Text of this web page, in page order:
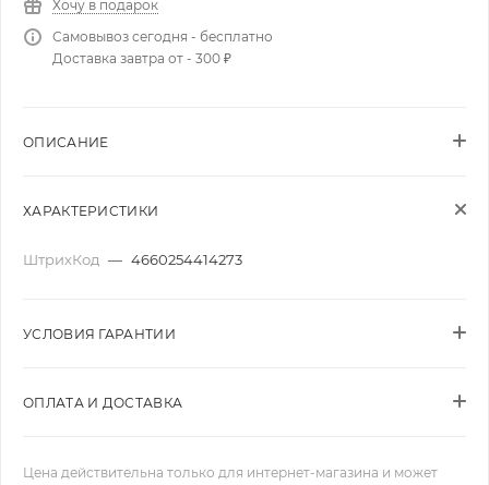
Хочу в подарок
Самовывоз сегодня - бесплатно
Доставка завтра от - 300 ₽
ОПИСАНИЕ
ХАРАКТЕРИСТИКИ
ШтрихКод — 4660254414273
УСЛОВИЯ ГАРАНТИИ
ОПЛАТА И ДОСТАВКА
Цена действительна только для интернет-магазина и может